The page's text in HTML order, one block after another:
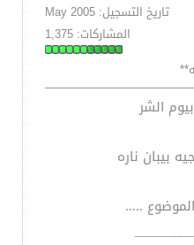
تاريخ التسجيل: May 2005
المشاركات: 1,375
الشر
بيبان ناره
.....